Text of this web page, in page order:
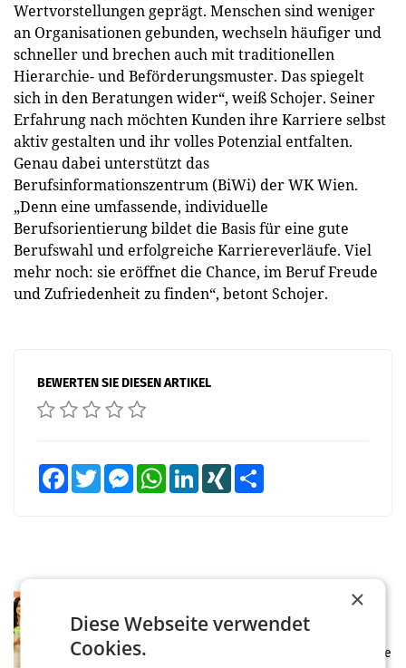
Wertvorstellungen geprägt. Menschen sind weniger
an Organisationen gebunden, wechseln häufiger und
schneller und brechen auch mit traditionellen
Hierarchie- und Beförderungsmuster. Das spiegelt
sich in den Beratungen wider“, weiß Schojer. Seiner
Erfahrung nach möchten Kunden ihre Karriere selbst
aktiv gestalten und ihr volles Potenzial entfalten.
Genau dabei unterstützt das
Berufsinformationszentrum (BiWi) der WK Wien.
„Denn eine umfassende, individuelle
Berufsorientierung bildet die Basis für eine gute
Berufswahl und erfolgreiche Karriereverläufe. Viel
mehr noch: sie eröffnet die Chance, im Beruf Freude
und Zufriedenheit zu finden“, betont Schojer.
BEWERTEN SIE DIESEN ARTIKEL
FacebookTwitter MessengerWhatsAppLinkedInXING
Eine Bühne für Zirkularität: ARA und
Müller informieren am POS über
Kreislauffähigkeit
Über den gesamten August hinweg rücken die
×
Diese Webseite verwendet
Cookies.